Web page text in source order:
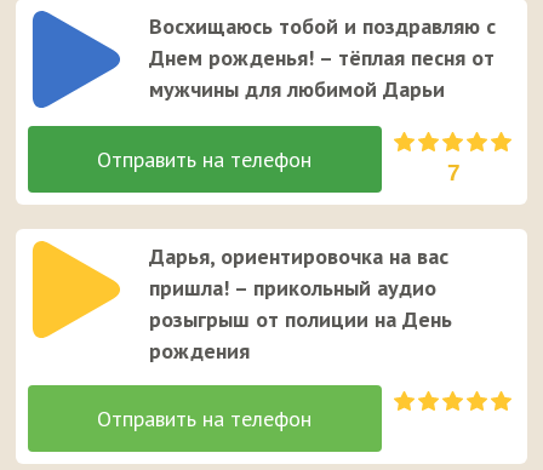
Восхищаюсь тобой и поздравляю с
Днем рожденья! – тёплая песня от
мужчины для любимой Дарьи
7
Дарья, ориентировочка на вас
пришла! – прикольный аудио
розыгрыш от полиции на День
рождения